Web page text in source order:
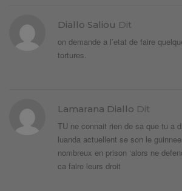
Diallo Saliou Dit
on demande a l’etat de faire
tortures.
Lamarana Diallo Dit
TU ne connait rien de sa que tu a
luanda actuellent se son le
nombreux en prison ‘alors ne
ca faire leurs droit